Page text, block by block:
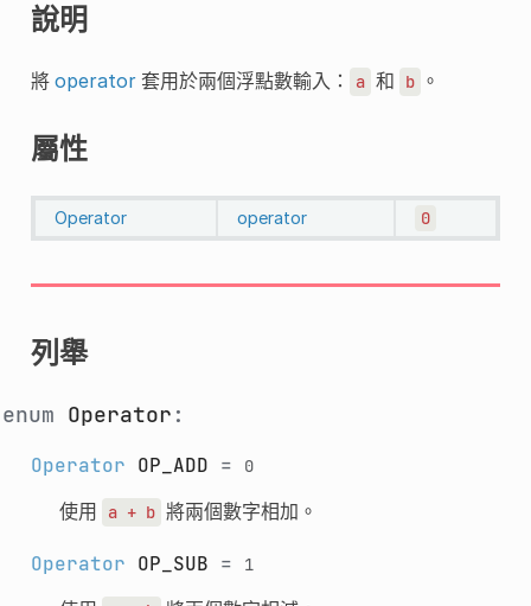
說明
將 operator套用於兩個浮點數輸入： a 和 b 。
屬性
Operator operator 0
列舉
enum Operator :
Operator OP_ADD = 0
使用 a + b 將兩個數字相加。
Operator OP_SUB = 1